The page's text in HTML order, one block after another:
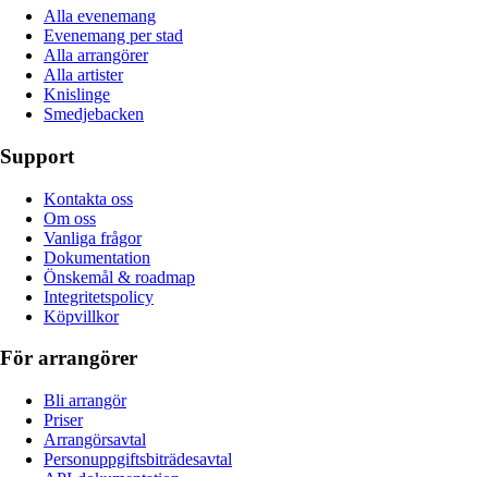
Alla evenemang
Evenemang per stad
Alla arrangörer
Alla artister
Knislinge
Smedjebacken
Support
Kontakta oss
Om oss
Vanliga frågor
Dokumentation
Önskemål & roadmap
Integritetspolicy
Köpvillkor
För arrangörer
Bli arrangör
Priser
Arrangörsavtal
Personuppgiftsbiträdesavtal